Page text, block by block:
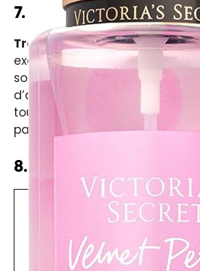
7. Tropic Rain
Tropic Rainest une brume
exotique qui vous transporte
sous les tropiques. Ses notes
d’agrumes et d’eau de coco
touche d’évasion et de
parfum.
8. La brume Velvet